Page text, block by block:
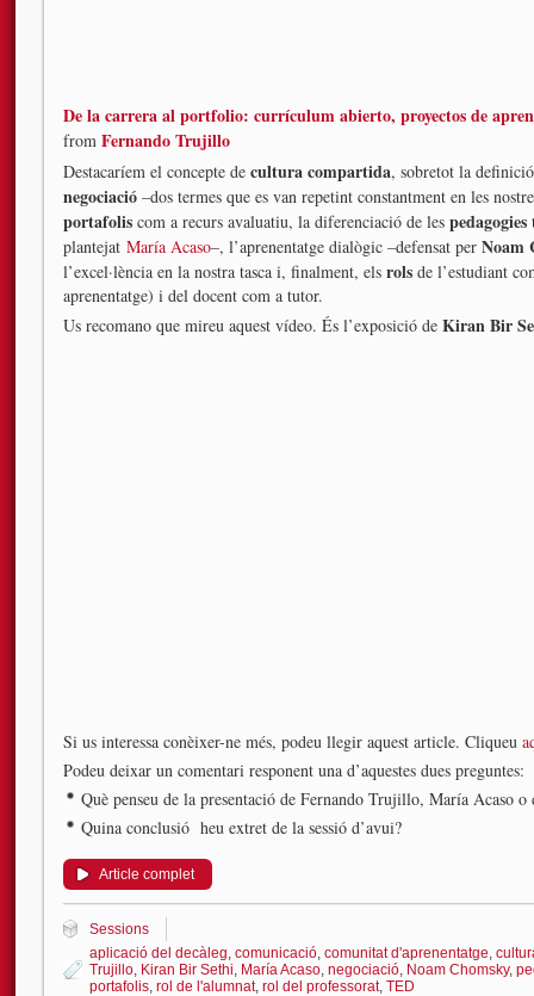
De la carrera al portfolio: currículum abierto, proyectos de
from Fernando Trujillo
Destacaríem el concepte de cultura compartida, sobretot la
negociació –dos termes que es van repetint constantment en les
portafolis com a recurs avaluatiu, la diferenciació de les
plantejat María Acaso–, l’aprenentatge dialògic –defensat per Noam
l’excel·lència en la nostra tasca i, finalment, els rols de l’estudiant
aprenentatge) i del docent com a tutor.
Us recomano que mireu aquest vídeo. És l’exposició de Kiran Bir
Si us interessa conèixer-ne més, podeu llegir aquest article. Cliqueu
Podeu deixar un comentari responent una d’aquestes dues preguntes:
Què penseu de la presentació de Fernando Trujillo, María Acaso
Quina conclusió heu extret de la sessió d’avui?
Article complet
Sessions
aplicació del decàleg, comunicació, comunitat d'aprenentatge,
Trujillo, Kiran Bir Sethi, María Acaso, negociació, Noam Chomsky,
portafolis, rol de l'alumnat, rol del professorat, TED